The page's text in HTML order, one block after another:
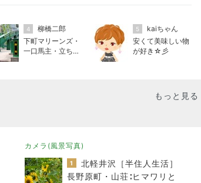
4
柳橋二郎
下町マリーンズ・
一口馬主・立ち飲
5
kaiちゃん
安くて美味しい物
が好き☆彡
もっと見る
カメラ(風景写真)
1
北軽井沢［半住人生活］
長野原町・山荘∶ヒマワリと